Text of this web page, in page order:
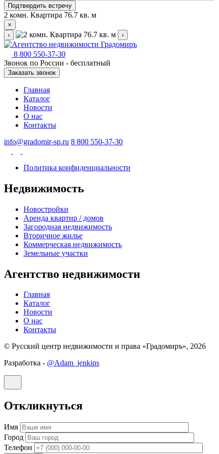
Подтвердить встречу
2 комн. Квартира 76.7 кв. м
×
‹
›
8 800 550-37-30
Звонок по России - бесплатный
Заказать звонок
Главная
Каталог
Новости
О нас
Контакты
info@gradomir-sp.ru 8 800 550-37-30
Политика конфиденциальности
Недвижимость
Новостройки
Аренда квартир / домов
Загородная недвижимость
Вторичное жилье
Коммерческая недвижимость
Земельные участки
Агентство недвижимости
Главная
Каталог
Новости
О нас
Контакты
© Русский центр недвижимости и права «Градомиръ», 2026
Разработка - @Adam_jenkins
Откликнуться
Имя
Город
Телефон